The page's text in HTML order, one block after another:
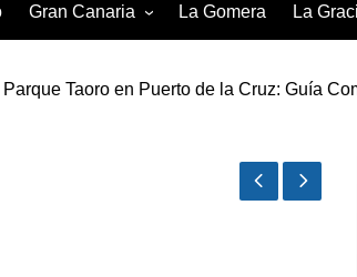
Gran Canaria
Maspalomas
La Gomera La
saber sobre el Parque Nacional del